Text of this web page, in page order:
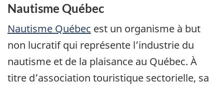
Nautisme Québec
Nautisme Québec est un organisme à but
non lucratif qui représente l’industrie du
nautisme et de la plaisance au Québec. À
titre d’association touristique sectorielle, sa